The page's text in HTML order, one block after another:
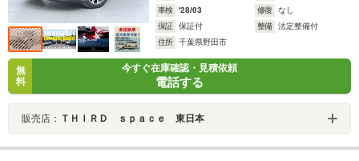
車検
'28/03 修復
なし
保証
保証付 整備
法定整備付
住所
千葉県野田市
無
料
今すぐ在庫確認・見積依頼
電話する
販売店： ＴＨＩＲＤ ｓｐａｃｅ 東日本